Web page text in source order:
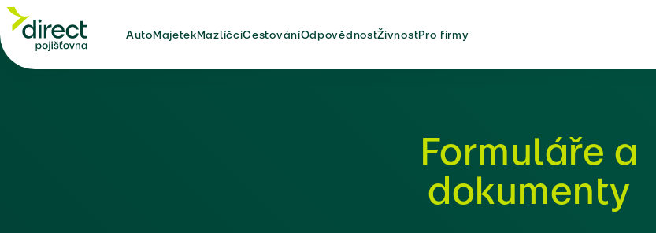
AutoMajetekMazlíčciCestováníOdpovědnostŽivnostPro firmy
Formuláře a
dokumenty